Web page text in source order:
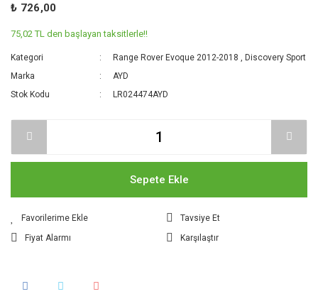
₺ 726,00
75,02 TL den başlayan taksitlerle!!
Kategori Range Rover Evoque 2012-2018 ,Discovery Sport
Marka
AYD
Stok Kodu
LR024474AYD
Sepete Ekle
Tavsiye Et
Fiyat Alarmı
Karşılaştır